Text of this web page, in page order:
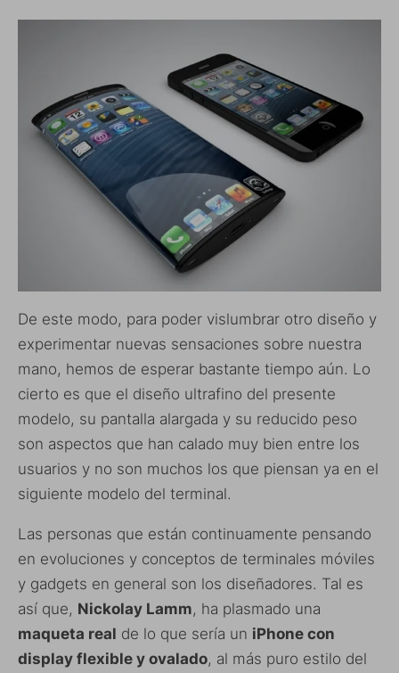
De este modo, para poder vislumbrar otro diseño y
experimentar nuevas sensaciones sobre nuestra
mano, hemos de esperar bastante tiempo aún. Lo
cierto es que el diseño ultrafino del presente
modelo, su pantalla alargada y su reducido peso
son aspectos que han calado muy bien entre los
usuarios y no son muchos los que piensan ya en el
siguiente modelo del terminal.
Las personas que están continuamente pensando
en evoluciones y conceptos de terminales móviles
y gadgets en general son los diseñadores. Tal es
así que, Nickolay Lamm, ha plasmado una
maqueta real de lo que sería un iPhone con
display flexible y ovalado, al más puro estilo del